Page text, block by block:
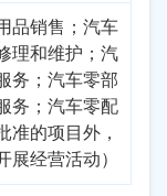
品销售；汽车
理和维护；汽
务；汽车零部
务；汽车零配
准的项目外，
展经营活动）